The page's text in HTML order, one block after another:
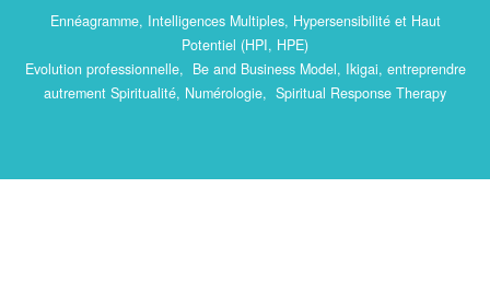
Ennéagramme, Intelligences Multiples, Hypersensibilité et Haut
Potentiel (HPI, HPE)
Evolution professionnelle, Be and Business Model, Ikigai, entreprendre
autrement Spiritualité, Numérologie, Spiritual Response Therapy